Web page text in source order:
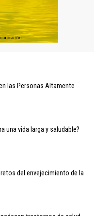
las Personas Altamente
una vida larga y saludable?
del envejecimiento de la